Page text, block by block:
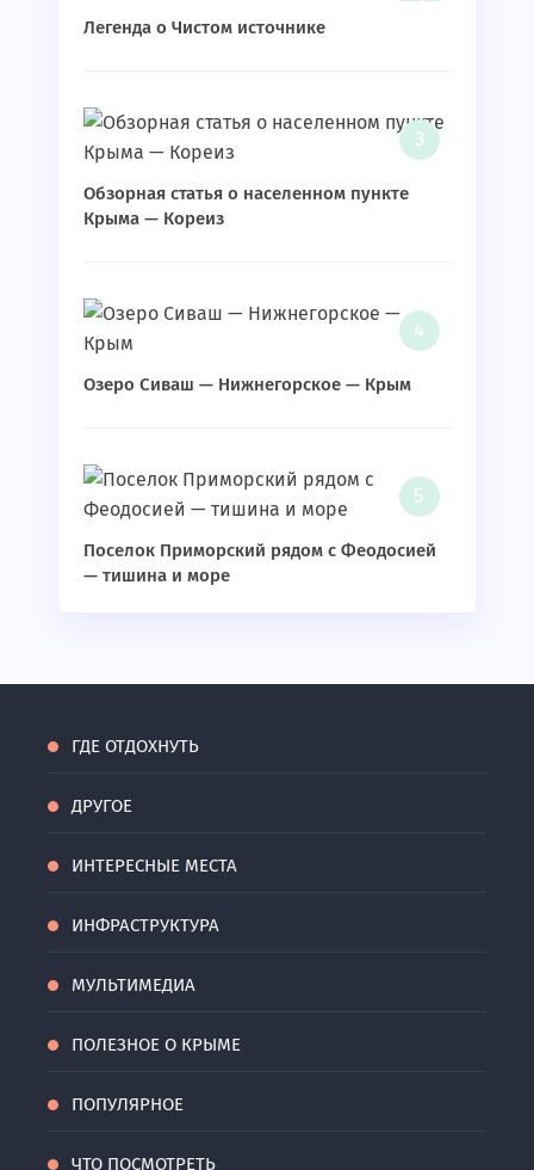
Легенда о Чистом источнике
Обзорная статья о населенном пункте
Крыма — Кореиз
Озеро Сиваш — Нижнегорское — Крым
Поселок Приморский рядом с Феодосией
— тишина и море
ГДЕ ОТДОХНУТЬ
ДРУГОЕ
ИНТЕРЕСНЫЕ МЕСТА
ИНФРАСТРУКТУРА
МУЛЬТИМЕДИА
ПОЛЕЗНОЕ О КРЫМЕ
ПОПУЛЯРНОЕ
ЧТО ПОСМОТРЕТЬ